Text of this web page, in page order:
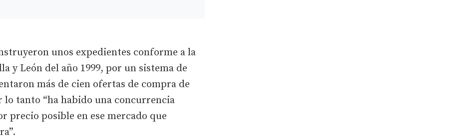
unos expedientes conforme a la
y León del año 1999, por un sistema de
más de cien ofertas de compra de
tanto “ha habido una concurrencia
precio posible en ese mercado que